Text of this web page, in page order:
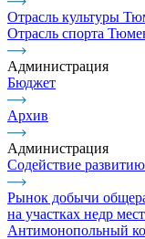
Отрасль культуры
Отрасль спорта
Администрация
Бюджет
Архив
Администрация
Содействие
Рынок добычи
на участках недр
Антимонопольный